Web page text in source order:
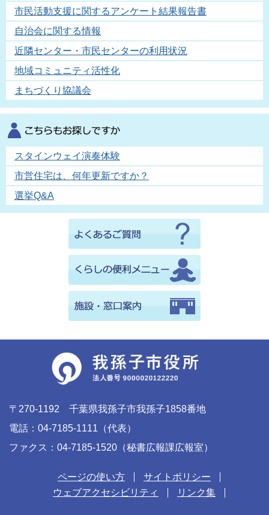
市民活動支援に関するアンケート結果報告書
自治会に関する情報
近隣センター・市民センターの利用状況
地域コミュニティ活性化
まちづくり協議会
スタインウェイ演奏体験
市営住宅は、何年更新ですか？
選挙Q&A
〒270-1192 千葉県我孫子市我孫子1858番地
電話：04-7185-1111（代表）
ファクス：04-7185-1520（秘書広報課広報室）
ページの使い方
サイトポリシー
ウェブアクセシビリティ
リンク集